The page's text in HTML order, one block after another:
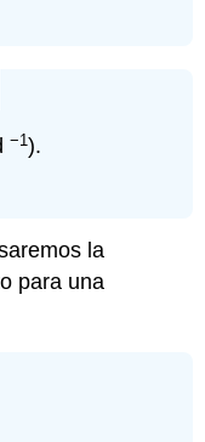
−1).
la
para una